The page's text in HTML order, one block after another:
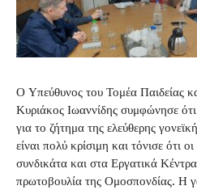
Ο Υπεύθυνος του Τομέα Παιδείας
Κυριάκος Ιωαννίδης συμφώνησε
για το ζήτημα της ελεύθερης
είναι πολύ κρίσιμη και τόνισε ότι
συνδικάτα και στα Εργατικά
πρωτοβουλία της Ομοσπονδίας. Η